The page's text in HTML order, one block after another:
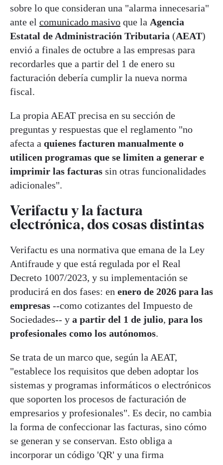
sobre lo que consideran una "alarma innecesaria"
ante el comunicado masivo que la Agencia
Estatal de Administración Tributaria (AEAT)
envió a finales de octubre a las empresas para
recordarles que a partir del 1 de enero su
facturación debería cumplir la nueva norma
fiscal.
La propia AEAT precisa en su sección de
preguntas y respuestas que el reglamento "no
afecta a quienes facturen manualmente o
utilicen programas que se limiten a generar e
imprimir las facturas sin otras funcionalidades
adicionales".
Verifactu y la factura
electrónica, dos cosas distintas
Verifactu es una normativa que emana de la Ley
Antifraude y que está regulada por el Real
Decreto 1007/2023, y su implementación se
producirá en dos fases: en enero de 2026 para las
empresas --como cotizantes del Impuesto de
Sociedades-- y a partir del 1 de julio, para los
profesionales como los autónomos.
Se trata de un marco que, según la AEAT,
"establece los requisitos que deben adoptar los
sistemas y programas informáticos o electrónicos
que soporten los procesos de facturación de
empresarios y profesionales". Es decir, no cambia
la forma de confeccionar las facturas, sino cómo
se generan y se conservan. Esto obliga a
incorporar un código 'QR' y una firma